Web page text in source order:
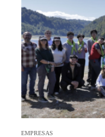
EMPRESAS